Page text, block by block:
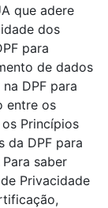
que adere
dos
para
de dados
DPF para
entre os
Princípios
da DPF para
saber
Privacidade